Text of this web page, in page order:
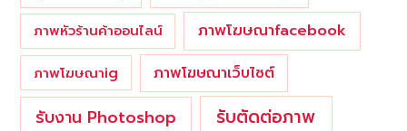
ภาพหัวร้านค้าออนไลน์ ภาพโฆษณาfacebook
ภาพโฆษณาig ภาพโฆษณาเว็บไซต์
รับงาน Photoshop
รับตัดต่อภาพ